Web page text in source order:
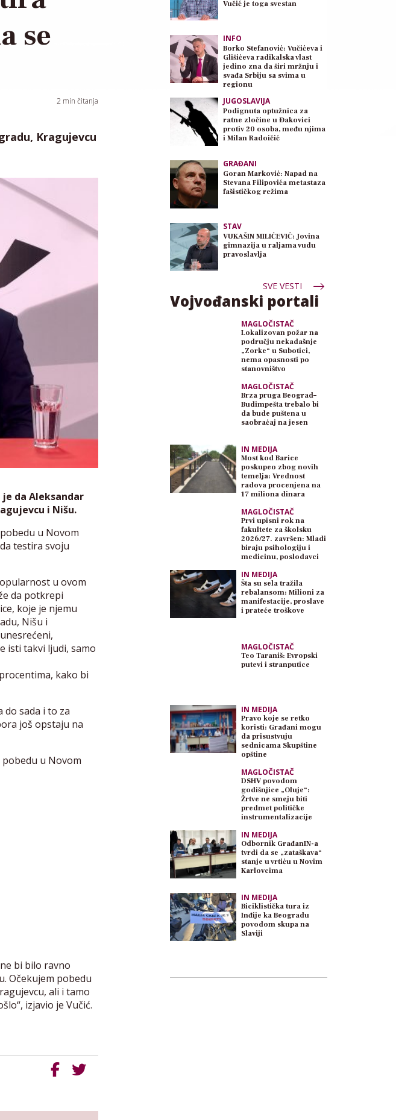
se
2 min čitanja
Kragujevcu
da Aleksandar
i Nišu.
u Novom
testira svoju
u ovom
da potkrepi
koje je njemu
Nišu i
isti takvi ljudi, samo
kako bi
do sada i to za
još opstaju na
pobedu u Novom
bi bilo ravno
Očekujem pobedu
ali i tamo
izjavio je Vučić.
Vučić je toga svestan
INFO
Borko Stefanović: Vučićeva i
Glišićeva radikalska vlast
jedino zna da širi mržnju i
svađa Srbiju sa svima u
regionu
JUGOSLAVIJA
Podignuta optužnica za
ratne zločine u Đakovici
protiv 20 osoba, među njima
i Milan Radoičić
GRAĐANI
Goran Marković: Napad na
Stevana Filipovića metastaza
fašističkog režima
STAV
VUKAŠIN MILIĆEVIĆ: Jovina
gimnazija u raljama vudu
pravoslavlja
SVE VESTI
Vojvođanski portali
MAGLOČISTAČ
Lokalizovan požar na
području nekadašnje
„Zorke“ u Subotici,
nema opasnosti po
stanovništvo
MAGLOČISTAČ
Brza pruga Beograd–
Budimpešta trebalo bi
da bude puštena u
saobraćaj na jesen
IN MEDIJA
Most kod Barice
poskupeo zbog novih
temelja: Vrednost
radova procenjena na
17 miliona dinara
MAGLOČISTAČ
Prvi upisni rok na
fakultete za školsku
2026/27. završen: Mladi
biraju psihologiju i
medicinu, poslodavci
IN MEDIJA
Šta su sela tražila
rebalansom: Milioni za
manifestacije, proslave
i prateće troškove
MAGLOČISTAČ
Teo Taraniš: Evropski
putevi i stranputice
IN MEDIJA
Pravo koje se retko
koristi: Građani mogu
da prisustvuju
sednicama Skupštine
opštine
MAGLOČISTAČ
DSHV povodom
godišnjice „Oluje“:
Žrtve ne smeju biti
predmet političke
instrumentalizacije
IN MEDIJA
Odbornik GrađanIN-a
tvrdi da se „zataškava“
stanje u vrtiću u Novim
Karlovcima
IN MEDIJA
Biciklistička tura iz
Inđije ka Beogradu
povodom skupa na
Slaviji